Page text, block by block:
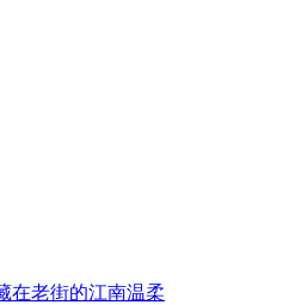
在老街的江南温柔